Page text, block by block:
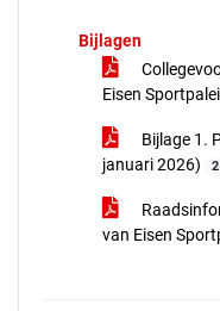
Bijlagen
Eisen
Bijlage 1.
januari 2026)
van Eisen